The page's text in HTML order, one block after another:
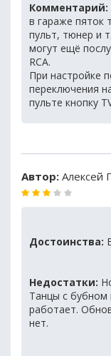
Комментарий:
в гараже пяток
пульт, тюнер и
могут ещё
RCA.
При настройке
переключения
пульте кнопку
Автор: Алексей
Достоинства:
Недостатки:
Танцы с бубном
работает.
нет.